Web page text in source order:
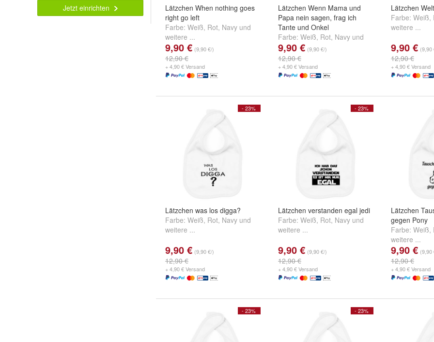
Jetzt einrichten
Lätzchen When nothing goes
right go left
Farbe: Weiß, Rot, Navy und
weitere ...
9,90 € (9,90 €/)
12,90 €
+ 4,90 € Versand
Lätzchen Wenn Mama und
Papa nein sagen, frag ich
Tante und Onkel
Farbe: Weiß, Rot, Navy und
weitere ...
9,90 € (9,90 €/)
12,90 €
+ 4,90 € Versand
Lätzchen
Farbe: Weiß,
weitere ...
9,90 € (9,90
12,90 €
+ 4,90 € Versand
- 23%
Lätzchen was los digga?
Farbe: Weiß, Rot, Navy und
weitere ...
9,90 € (9,90 €/)
12,90 €
+ 4,90 € Versand
- 23%
Lätzchen verstanden egal jedi
Farbe: Weiß, Rot, Navy und
weitere ...
9,90 € (9,90 €/)
12,90 €
+ 4,90 € Versand
Lätzchen
gegen Pony
Farbe: Weiß,
weitere ...
9,90 € (9,90
12,90 €
+ 4,90 € Versand
- 23% - 23%